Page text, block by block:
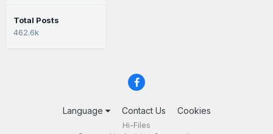
Total Posts
462.6k
Language Contact Us Cookies
Hi-Files